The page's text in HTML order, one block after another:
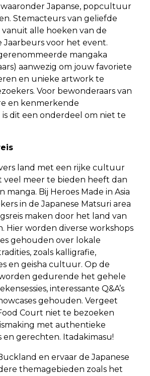
waaronder Japanse, popcultuur
Stemacteurs van geliefde
alle hoeken van de
Jaarbeurs voor het event.
mangaka
aanwezig om jouw favoriete
en unieke artwork te
Voor bewonderaars van
en kenmerkende
dit een onderdeel om niet te
land met een rijke cultuur
veel meer te bieden heeft dan
manga. Bij Heroes Made in Asia
in de Japanese Matsuri area
maken door het land van
Hier worden diverse workshops
gehouden over lokale
zoals kalligrafie,
en geisha cultuur. Op de
gedurende het gehele
interessante Q&A’s
gehouden. Vergeet
Court niet te bezoeken
met authentieke
en gerechten. Itadakimasu!
en ervaar de Japanese
themagebieden zoals het